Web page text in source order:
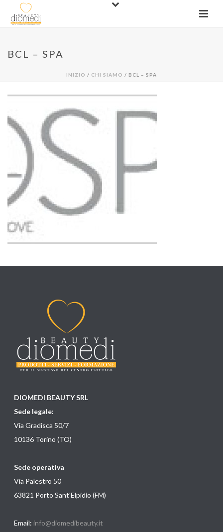
BCL – SPA
INIZIO / CHI SIAMO / BCL – SPA
DIOMEDI BEAUTY SRL
Sede legale:
Via Gradisca 50/7
10136 Torino (TO)
Sede operativa
Via Palestro 50
63821 Porto Sant'Elpidio (FM)
Email: info@diomedibeauty.it